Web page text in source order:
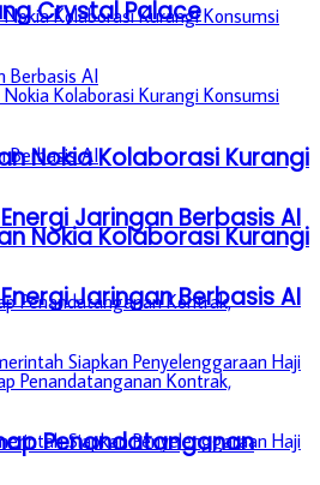
Nokia Kolaborasi Kurangi
Jaringan Berbasis AI
Penandatanganan
Crystal Palace
Nokia Kolaborasi Kurangi
Jaringan Berbasis AI